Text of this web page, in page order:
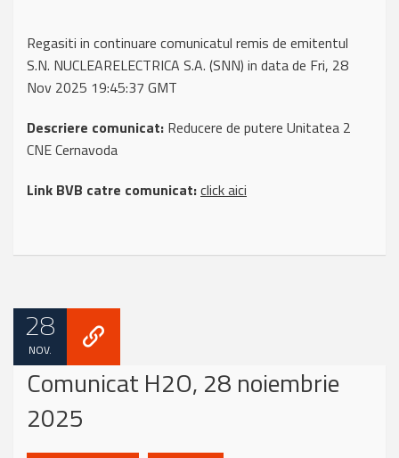
Regasiti in continuare comunicatul remis de emitentul
S.N. NUCLEARELECTRICA S.A. (SNN) in data de Fri, 28
Nov 2025 19:45:37 GMT
Descriere comunicat: Reducere de putere Unitatea 2
CNE Cernavoda
Link BVB catre comunicat:click aici
28
NOV.
Comunicat H2O, 28 noiembrie
2025